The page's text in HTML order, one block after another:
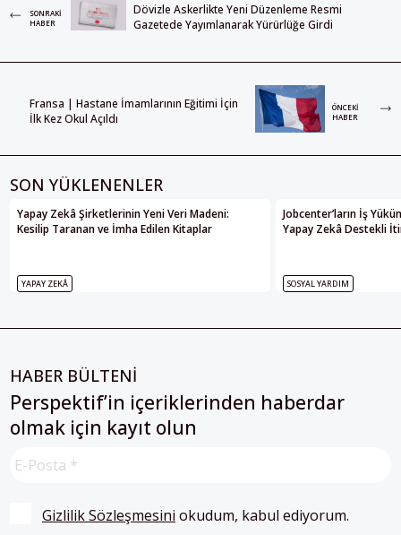
SONRAKI
HABER
Dövizle Askerlikte Yeni Düzenleme Resmi
Gazetede Yayımlanarak Yürürlüğe Girdi
Fransa | Hastane İmamlarının Eğitimi İçin
İlk Kez Okul Açıldı
ÖNCEKI
HABER
SON YÜKLENENLER
Yapay Zekâ Şirketlerinin Yeni Veri Madeni:
Kesilip Taranan ve İmha Edilen Kitaplar
YAPAY ZEKÂ
Jobcenter’ların İş
Yapay Zekâ Destekli
SOSYAL YARDIM
HABER BÜLTENİ
Perspektif’in içeriklerinden haberdar
olmak için kayıt olun
Gizlilik Sözleşmesini okudum, kabul ediyorum.